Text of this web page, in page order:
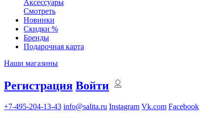
Аксессуары
Смотреть
Новинки
Скидки %
Бренды
Подарочная карта
Наши магазины
Регистрация Войти
+7-495-204-13-43 info@salita.ru Instagram Vk.com Facebook